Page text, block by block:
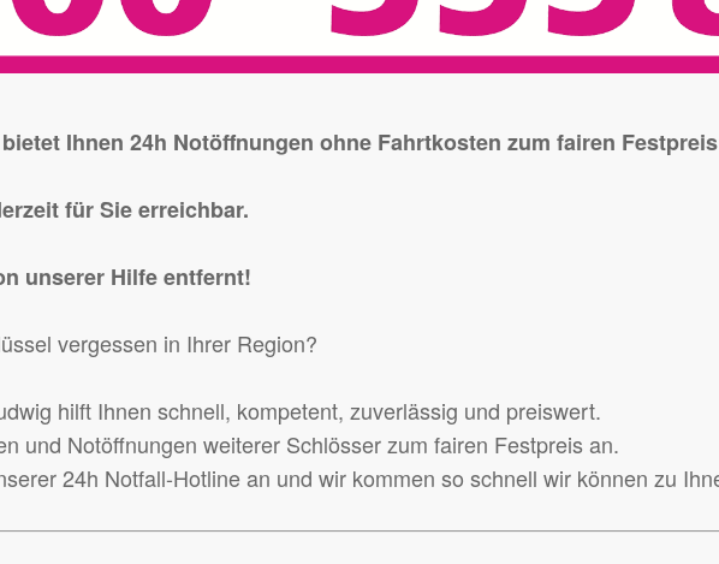
Ihnen 24h Notöffnungen ohne Fahrtkosten zum fairen
für Sie erreichbar.
unserer Hilfe entfernt!
vergessen in Ihrer Region?
hilft Ihnen schnell, kompetent, zuverlässig und preiswert.
und Notöffnungen weiterer Schlösser zum fairen Festpreis an.
24h Notfall-Hotline an und wir kommen so schnell wir können zu